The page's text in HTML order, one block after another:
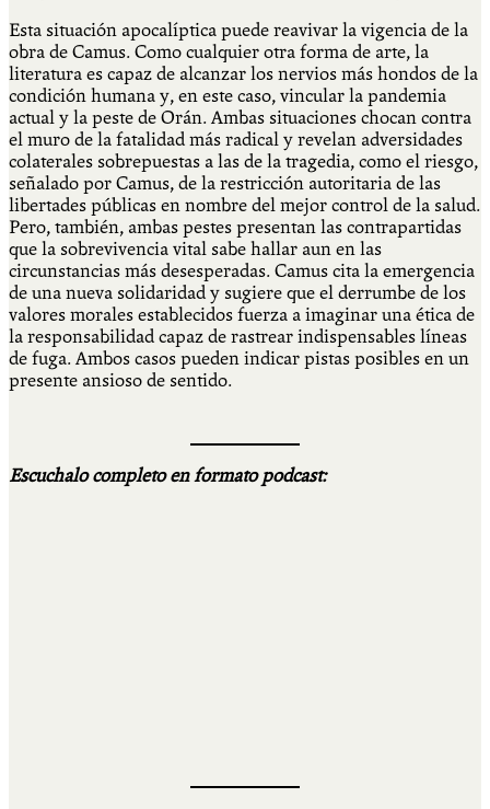
Esta situación apocalíptica puede reavivar la vigencia de la
obra de Camus. Como cualquier otra forma de arte, la
literatura es capaz de alcanzar los nervios más hondos de la
condición humana y, en este caso, vincular la pandemia
actual y la peste de Orán. Ambas situaciones chocan contra
el muro de la fatalidad más radical y revelan adversidades
colaterales sobrepuestas a las de la tragedia, como el riesgo,
señalado por Camus, de la restricción autoritaria de las
libertades públicas en nombre del mejor control de la salud.
Pero, también, ambas pestes presentan las contrapartidas
que la sobrevivencia vital sabe hallar aun en las
circunstancias más desesperadas. Camus cita la emergencia
de una nueva solidaridad y sugiere que el derrumbe de los
valores morales establecidos fuerza a imaginar una ética de
la responsabilidad capaz de rastrear indispensables líneas
de fuga. Ambos casos pueden indicar pistas posibles en un
presente ansioso de sentido.
Escuchalo completo en formato podcast: